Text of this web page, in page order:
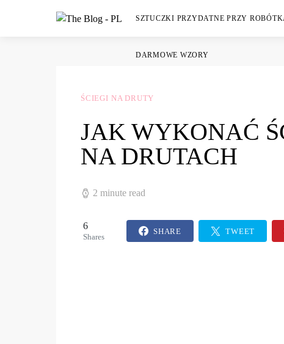
SZTUCZKI PRZYDATNE PRZY
DARMOWE WZORY
ŚCIEGI NA DRUTY
JAK WYKONAĆ
NA DRUTACH
2 minute read
6
Shares
SHARE TWEET